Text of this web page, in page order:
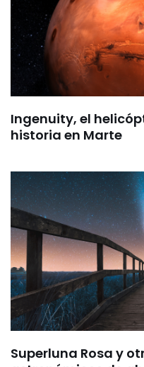
Ingenuity, el
historia en Marte
Superluna Rosa y